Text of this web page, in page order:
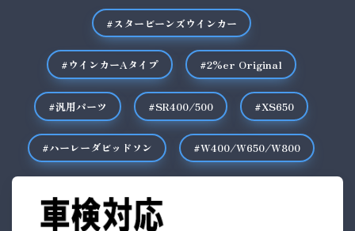
#スタービーンズウインカー
#ウインカーAタイプ #2%er Original
#汎用パーツ #SR400/500 #XS650
#ハーレーダビッドソン #W400/W650/W800